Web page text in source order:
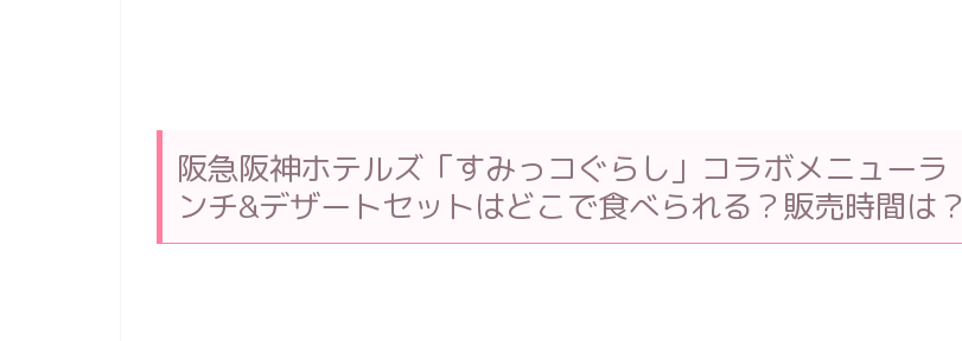
阪急阪神ホテルズ「すみっコぐらし」コラボメニューラ
ンチ&デザートセットはどこで食べられる？販売時間は？